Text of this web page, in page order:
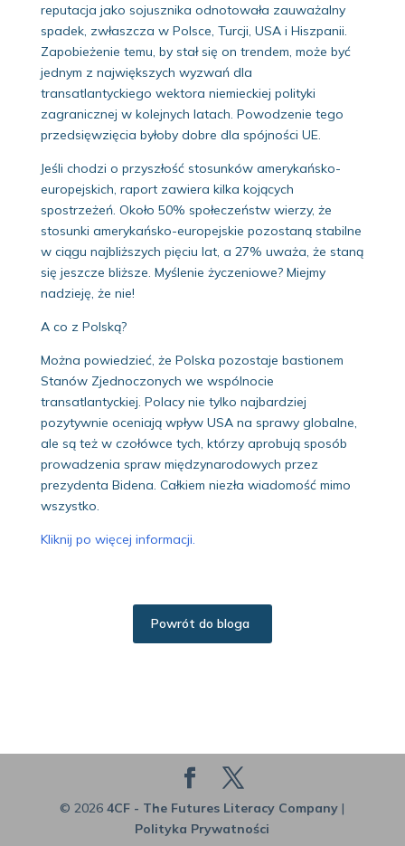
reputacja jako sojusznika odnotowała zauważalny
spadek, zwłaszcza w Polsce, Turcji, USA i Hiszpanii.
Zapobieżenie temu, by stał się on trendem, może być
jednym z największych wyzwań dla
transatlantyckiego wektora niemieckiej polityki
zagranicznej w kolejnych latach. Powodzenie tego
przedsięwzięcia byłoby dobre dla spójności UE.
Jeśli chodzi o przyszłość stosunków amerykańsko-
europejskich, raport zawiera kilka kojących
spostrzeżeń. Około 50% społeczeństw wierzy, że
stosunki amerykańsko-europejskie pozostaną stabilne
w ciągu najbliższych pięciu lat, a 27% uważa, że staną
się jeszcze bliższe. Myślenie życzeniowe? Miejmy
nadzieję, że nie!
A co z Polską?
Można powiedzieć, że Polska pozostaje bastionem
Stanów Zjednoczonych we wspólnocie
transatlantyckiej. Polacy nie tylko najbardziej
pozytywnie oceniają wpływ USA na sprawy globalne,
ale są też w czołówce tych, którzy aprobują sposób
prowadzenia spraw międzynarodowych przez
prezydenta Bidena. Całkiem niezła wiadomość mimo
wszystko.
Kliknij po więcej informacji.
Powrót do bloga
© 2026 4CF - The Futures Literacy Company|
Polityka Prywatności